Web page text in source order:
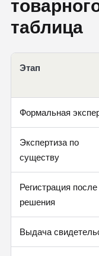
таблица
Этап
Формальная
Экспертиза по
существу
Регистрация после
решения
Выдача